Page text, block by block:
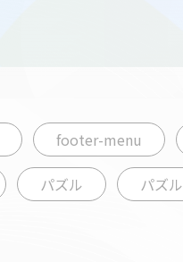
footer-menu
パズル パズル